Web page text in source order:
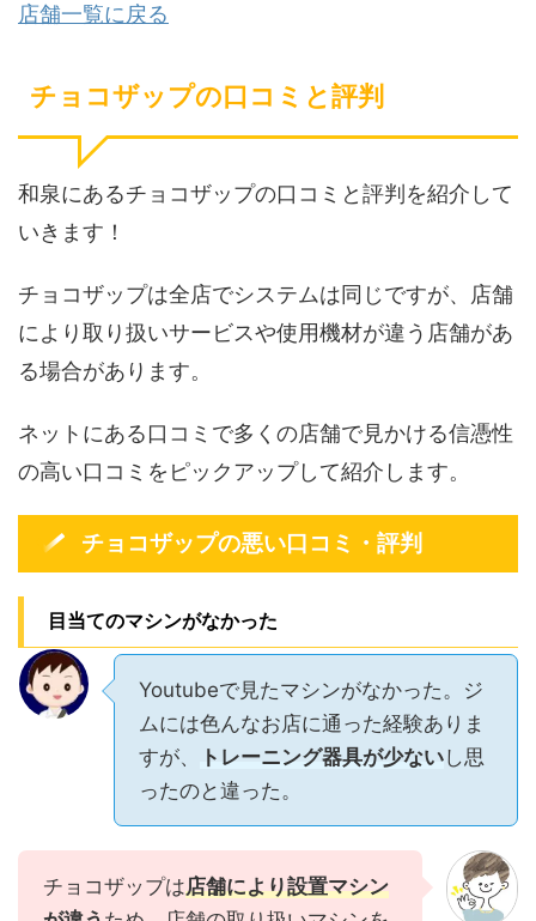
店舗一覧に戻る
チョコザップの口コミと評判
和泉にあるチョコザップの口コミと評判を紹介して
いきます！
チョコザップは全店でシステムは同じですが、店舗
により取り扱いサービスや使用機材が違う店舗があ
る場合があります。
ネットにある口コミで多くの店舗で見かける信憑性
の高い口コミをピックアップして紹介します。
チョコザップの悪い口コミ・評判
目当てのマシンがなかった
Youtubeで見たマシンがなかった。ジ
ムには色んなお店に通った経験ありま
すが、
トレーニング器具が少ないし思
ったのと違った。
チョコザップは店舗により設置マシン